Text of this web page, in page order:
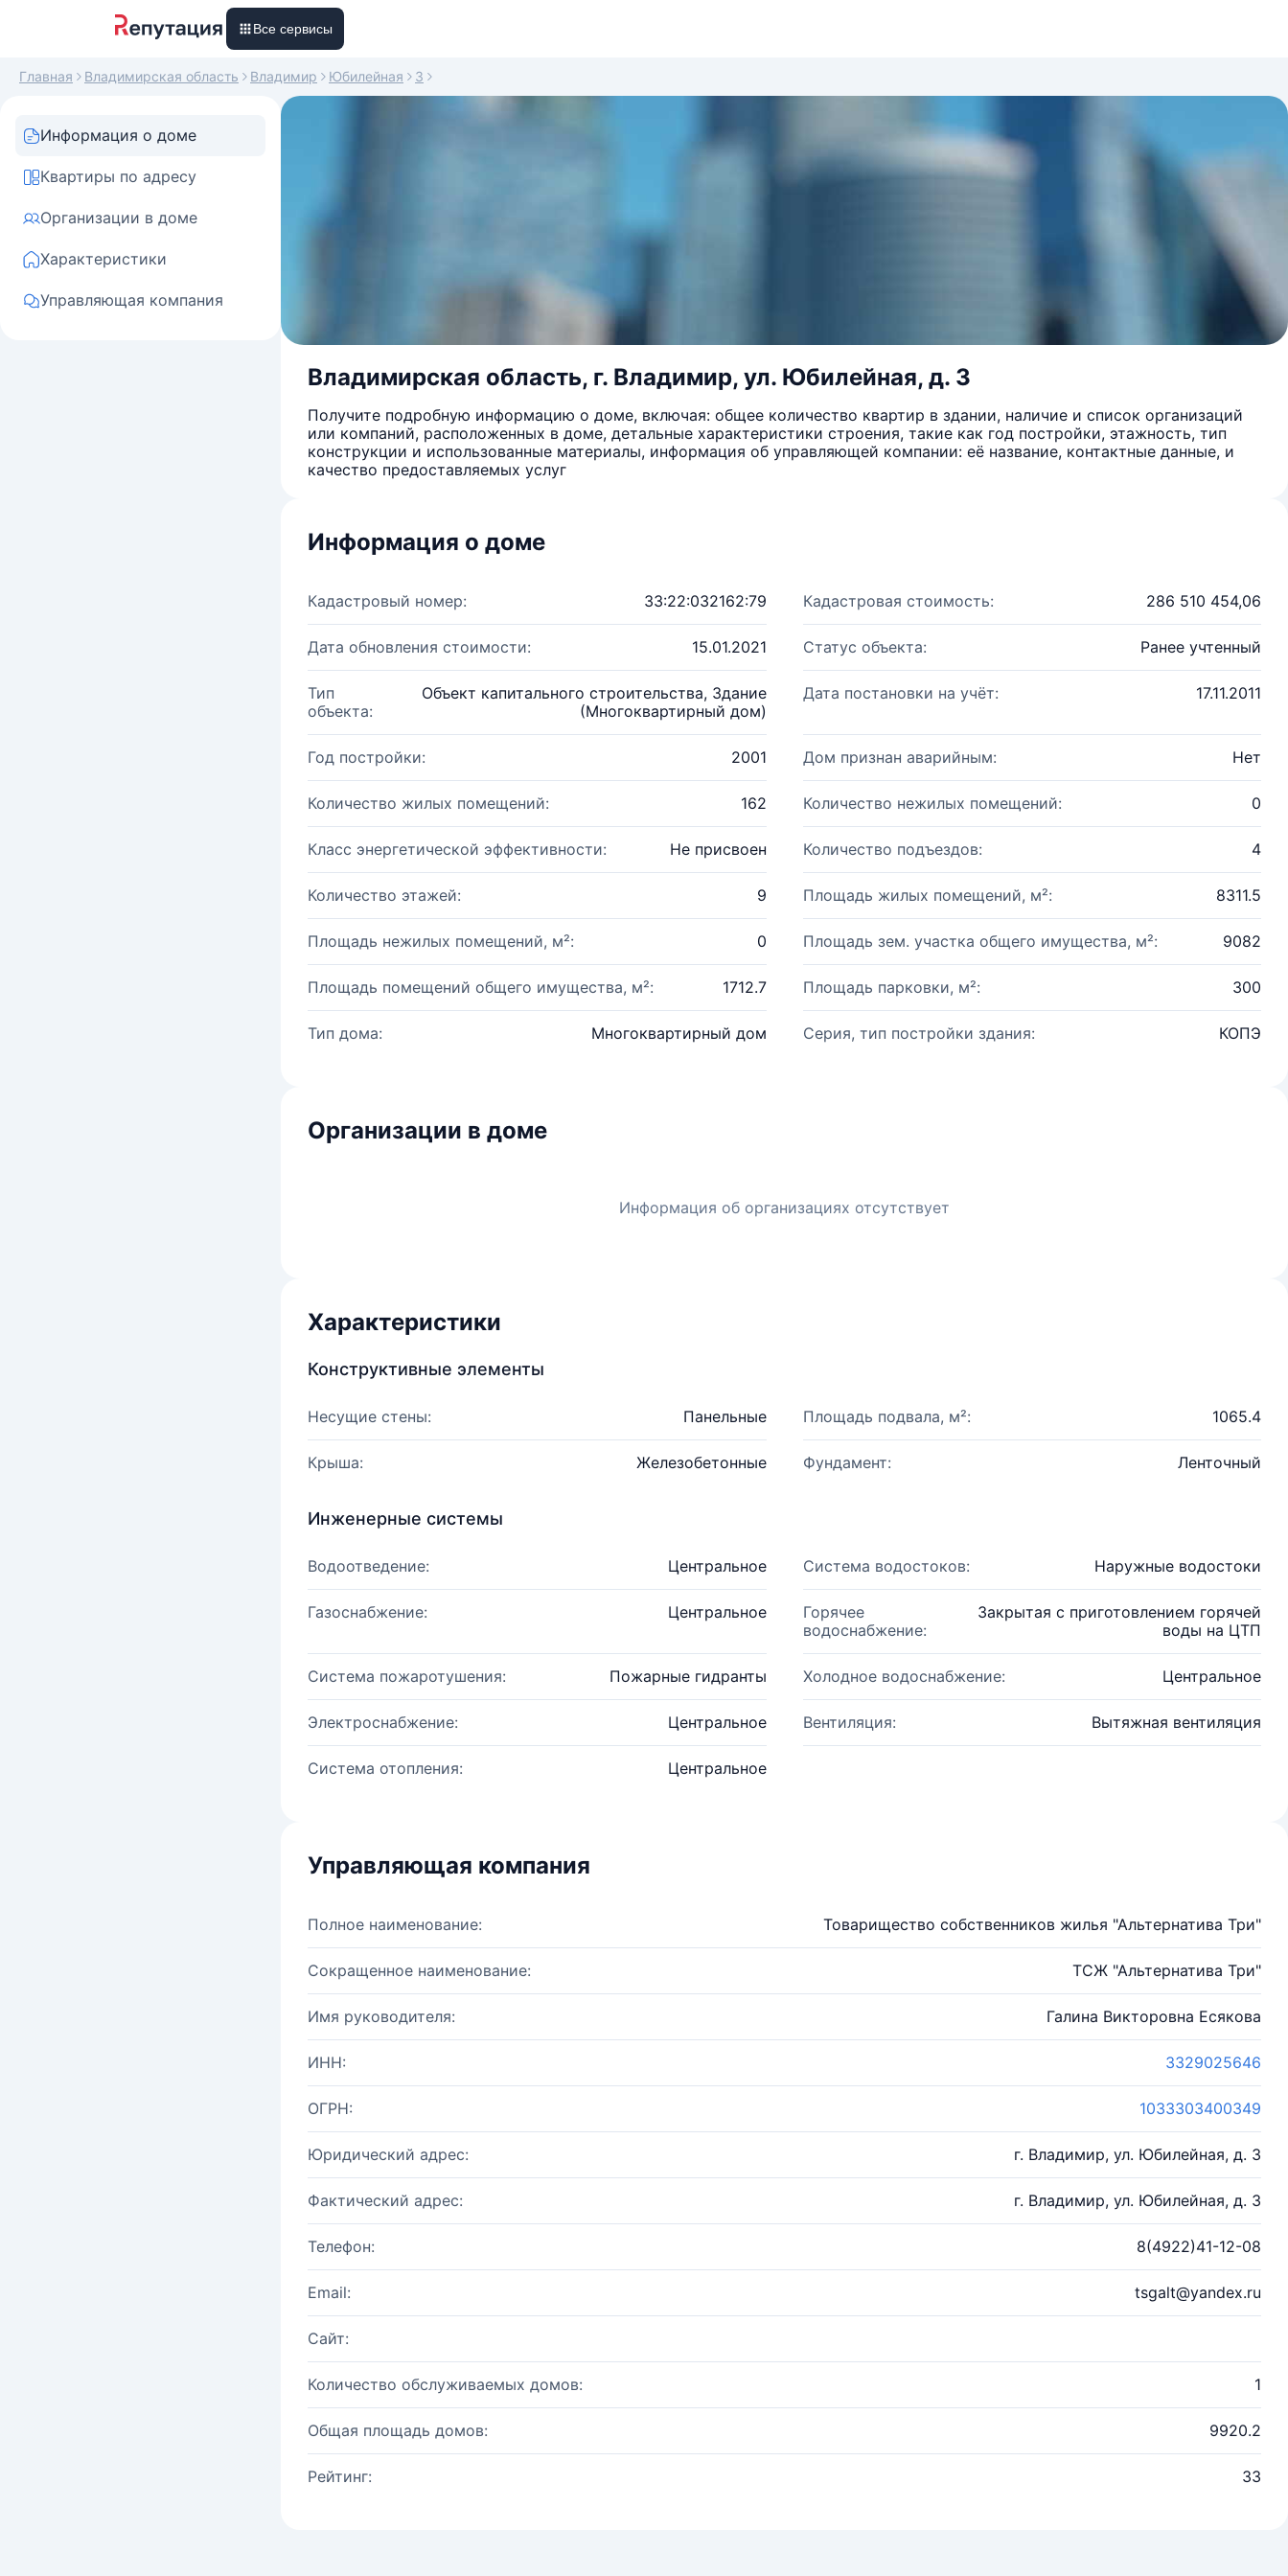
Все сервисы
Главная Владимирская область Владимир Юбилейная 3
Информация о доме
Квартиры по адресу
Организации в доме
Характеристики
Управляющая компания
Владимирская область, г. Владимир, ул. Юбилейная, д. 3
Получите подробную информацию о доме, включая: общее количество квартир в здании, наличие и список организаций
или компаний, расположенных в доме, детальные характеристики строения, такие как год постройки, этажность, тип
конструкции и использованные материалы, информация об управляющей компании: её название, контактные данные, и
качество предоставляемых услуг
Информация о доме
Кадастровый номер: 33:22:032162:79 Кадастровая стоимость: 286 510 454,06
Дата обновления стоимости: 15.01.2021 Статус объекта: Ранее учтенный
Тип
объекта:
Объект капитального строительства, Здание
(Многоквартирный дом)
Дата постановки на учёт: 17.11.2011
Год постройки: 2001 Дом признан аварийным: Нет
Количество жилых помещений: 162 Количество нежилых помещений: 0
Класс энергетической эффективности: Не присвоен Количество подъездов: 4
Количество этажей: 9 Площадь жилых помещений, м²: 8311.5
Площадь нежилых помещений, м²: 0 Площадь зем. участка общего имущества, м²: 9082
Площадь помещений общего имущества, м²: 1712.7 Площадь парковки, м²: 300
Тип дома: Многоквартирный дом Серия, тип постройки здания: КОПЭ
Организации в доме
Информация об организациях отсутствует
Характеристики
Конструктивные элементы
Несущие стены: Панельные Площадь подвала, м²: 1065.4
Крыша: Железобетонные Фундамент: Ленточный
Инженерные системы
Водоотведение: Центральное Система водостоков: Наружные водостоки
Газоснабжение: Центральное
Горячее
водоснабжение:
Закрытая с приготовлением горячей
воды на ЦТП
Система пожаротушения: Пожарные гидранты Холодное водоснабжение: Центральное
Электроснабжение: Центральное Вентиляция: Вытяжная вентиляция
Система отопления: Центральное
Управляющая компания
Полное наименование: Товарищество собственников жилья "Альтернатива Три"
Сокращенное наименование: ТСЖ "Альтернатива Три"
Имя руководителя: Галина Викторовна Есякова
ИНН: 3329025646
ОГРН: 1033303400349
Юридический адрес: г. Владимир, ул. Юбилейная, д. 3
Фактический адрес: г. Владимир, ул. Юбилейная, д. 3
Телефон: 8(4922)41-12-08
Email: tsgalt@yandex.ru
Сайт:
Количество обслуживаемых домов: 1
Общая площадь домов: 9920.2
Рейтинг: 33